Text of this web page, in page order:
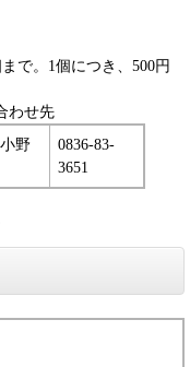
で。1個につき、500円
わせ先
野
0836-83-
3651